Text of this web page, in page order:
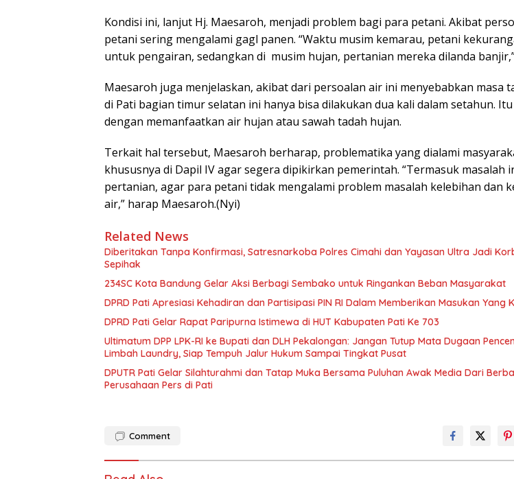
Kondisi ini, lanjut Hj. Maesaroh, menjadi problem bagi para petani. Akibat
petani sering mengalami gagl panen. “Waktu musim kemarau, petani
untuk pengairan, sedangkan di musim hujan, pertanian mereka dilanda
Maesaroh juga menjelaskan, akibat dari persoalan air ini menyebabkan masa
di Pati bagian timur selatan ini hanya bisa dilakukan dua kali dalam setahun.
dengan memanfaatkan air hujan atau sawah tadah hujan.
Terkait hal tersebut, Maesaroh berharap, problematika yang dialami
khususnya di Dapil IV agar segera dipikirkan pemerintah. “Termasuk masalah
pertanian, agar para petani tidak mengalami problem masalah kelebihan dan
air,” harap Maesaroh.(Nyi)
Related News
Diberitakan Tanpa Konfirmasi, Satresnarkoba Polres Cimahi dan Yayasan Ultra Jadi
Sepihak
234SC Kota Bandung Gelar Aksi Berbagi Sembako untuk Ringankan Beban Masyarakat
DPRD Pati Apresiasi Kehadiran dan Partisipasi PIN RI Dalam Memberikan Masukan Yang
DPRD Pati Gelar Rapat Paripurna Istimewa di HUT Kabupaten Pati Ke 703
Ultimatum DPP LPK-RI ke Bupati dan DLH Pekalongan: Jangan Tutup Mata Dugaan
Limbah Laundry, Siap Tempuh Jalur Hukum Sampai Tingkat Pusat
DPUTR Pati Gelar Silahturahmi dan Tatap Muka Bersama Puluhan Awak Media Dari
Perusahaan Pers di Pati
Comment